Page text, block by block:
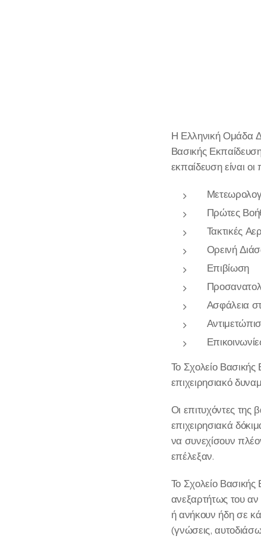
Η Ελληνική Ομάδα
Βασικής
εκπαίδευση είναι
Πρώτες
Τακτικές
Ορεινή
Επιβίωση
Ασφάλεια
Το Σχολείο
επιχειρησιακό
Οι επιτυχόντες της
επιχειρησιακά
να συνεχίσουν
επέλεξαν.
Το Σχολείο
ανεξαρτήτως του
ή ανήκουν ήδη σε
(γνώσεις,